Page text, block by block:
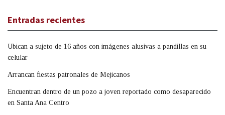
Entradas recientes
Ubican a sujeto de 16 años con imágenes alusivas a pandillas en su
celular
Arrancan fiestas patronales de Mejicanos
Encuentran dentro de un pozo a joven reportado como desaparecido
en Santa Ana Centro